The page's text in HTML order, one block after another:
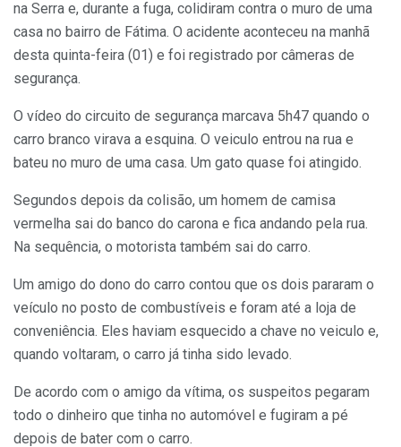
na Serra e, durante a fuga, colidiram contra o muro de uma
casa no bairro de Fátima. O acidente aconteceu na manhã
desta quinta-feira (01) e foi registrado por câmeras de
segurança.
O vídeo do circuito de segurança marcava 5h47 quando o
carro branco virava a esquina. O veiculo entrou na rua e
bateu no muro de uma casa. Um gato quase foi atingido.
Segundos depois da colisão, um homem de camisa
vermelha sai do banco do carona e fica andando pela rua.
Na sequência, o motorista também sai do carro.
Um amigo do dono do carro contou que os dois pararam o
veículo no posto de combustíveis e foram até a loja de
conveniência. Eles haviam esquecido a chave no veiculo e,
quando voltaram, o carro já tinha sido levado.
De acordo com o amigo da vítima, os suspeitos pegaram
todo o dinheiro que tinha no automóvel e fugiram a pé
depois de bater com o carro.